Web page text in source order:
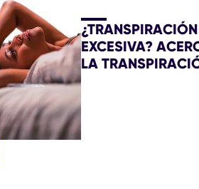
¿TRANSPIRACIÓN
EXCESIVA?
LA